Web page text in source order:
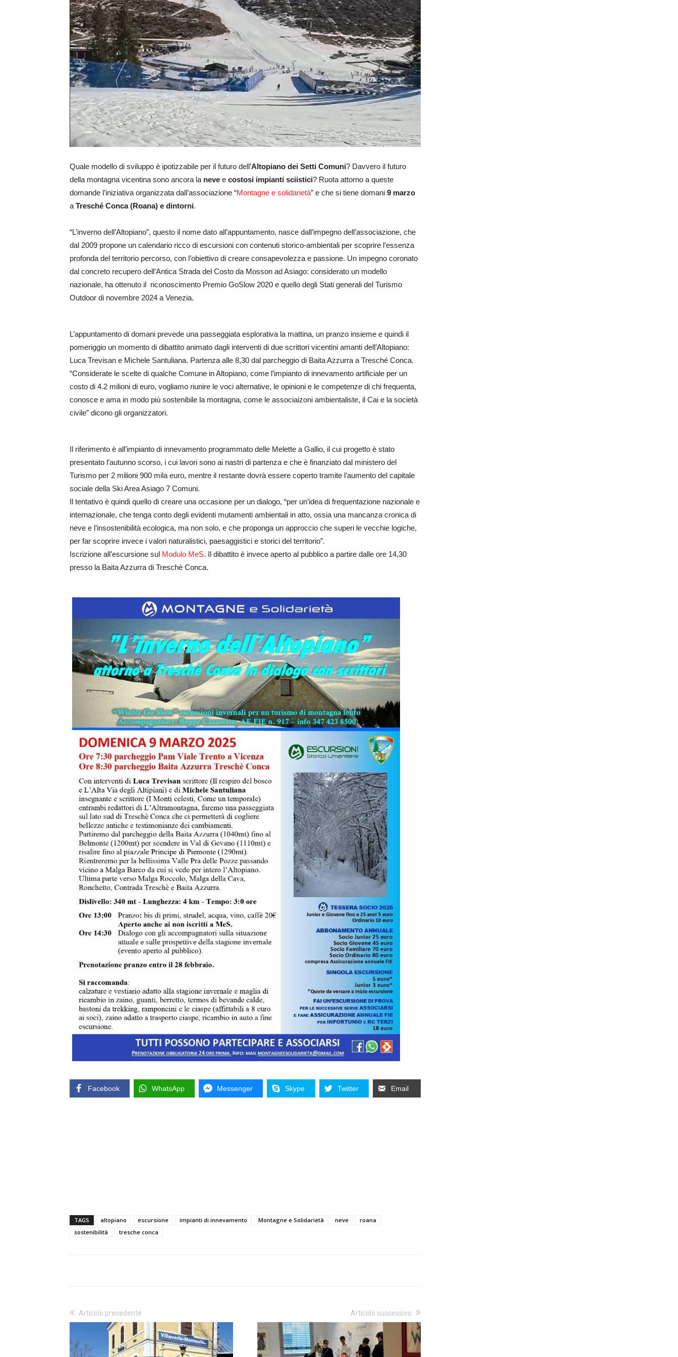
Quale modello di sviluppo è ipotizzabile per il futuro dell’Altopiano dei Setti Comuni? Davvero il futuro
della montagna vicentina sono ancora la neve e costosi impianti sciistici? Ruota attorno a queste
domande l’iniziativa organizzata dall’associazione “Montagne e solidarietà” e che si tiene domani 9 marzo
a Tresché Conca (Roana) e dintorni.
“L’inverno dell’Altopiano”, questo il nome dato all’appuntamento, nasce dall’impegno dell’associazione, che
dal 2009 propone un calendario ricco di escursioni con contenuti storico-ambientali per scoprire l’essenza
profonda del territorio percorso, con l’obiettivo di creare consapevolezza e passione. Un impegno coronato
dal concreto recupero dell’Antica Strada del Costo da Mosson ad Asiago: considerato un modello
nazionale, ha ottenuto il riconoscimento Premio GoSlow 2020 e quello degli Stati generali del Turismo
Outdoor di novembre 2024 a Venezia.
L’appuntamento di domani prevede una passeggiata esplorativa la mattina, un pranzo insieme e quindi il
pomeriggio un momento di dibattito animato dagli interventi di due scrittori vicentini amanti dell’Altopiano:
Luca Trevisan e Michele Santuliana. Partenza alle 8,30 dal parcheggio di Baita Azzurra a Tresché Conca.
“Considerate le scelte di qualche Comune in Altopiano, come l’impianto di innevamento artificiale per un
costo di 4.2 milioni di euro, vogliamo riunire le voci alternative, le opinioni e le competenze di chi frequenta,
conosce e ama in modo più sostenibile la montagna, come le associaizoni ambientaliste, il Cai e la società
civile” dicono gli organizzatori.
Il riferimento è all’impianto di innevamento programmato delle Melette a Gallio, il cui progetto è stato
presentato l’autunno scorso, i cui lavori sono ai nastri di partenza e che è finanziato dal ministero del
Turismo per 2 milioni 900 mila euro, mentre il restante dovrà essere coperto tramite l’aumento del capitale
sociale della Ski Area Asiago 7 Comuni.
Il tentativo è quindi quello di creare una occasione per un dialogo, “per un’idea di frequentazione nazionale e
internazionale, che tenga conto degli evidenti mutamenti ambientali in atto, ossia una mancanza cronica di
neve e l’insostenibilità ecologica, ma non solo, e che proponga un approccio che superi le vecchie logiche,
per far scoprire invece i valori naturalistici, paesaggistici e storici del territorio”.
Iscrizione all’escursione sul Modulo MeS. Il dibattito è invece aperto al pubblico a partire dalle ore 14,30
presso la Baita Azzurra di Treschè Conca.
Facebook WhatsApp Messenger Skype Twitter Email
TAGS altopiano escursione impianti di innevamento Montagne e Solidarietà neve
roana
sostenibilità
tresche conca
Articolo precedente Articolo successivo